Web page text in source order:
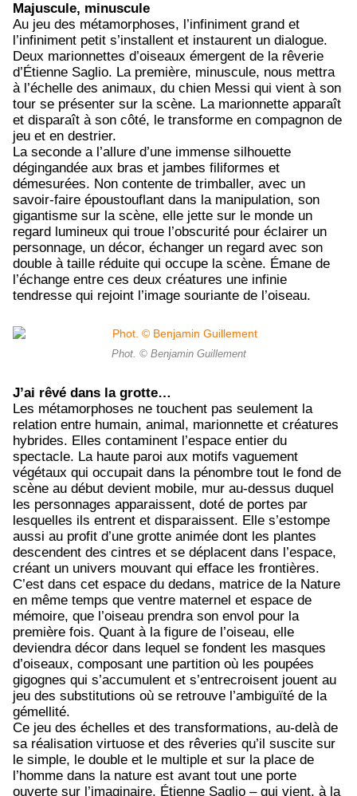
Majuscule, minuscule
Au jeu des métamorphoses, l’infiniment grand et
l’infiniment petit s’installent et instaurent un dialogue.
Deux marionnettes d’oiseaux émergent de la rêverie
d’Étienne Saglio. La première, minuscule, nous mettra
à l’échelle des animaux, du chien Messi qui vient à son
tour se présenter sur la scène. La marionnette apparaît
et disparaît à son côté, le transforme en compagnon de
jeu et en destrier.
La seconde a l’allure d’une immense silhouette
dégingandée aux bras et jambes filiformes et
démesurées. Non contente de trimballer, avec un
savoir-faire époustouflant dans la manipulation, son
gigantisme sur la scène, elle jette sur le monde un
regard lumineux qui troue l’obscurité pour éclairer un
personnage, un décor, échanger un regard avec son
double à taille réduite qui occupe la scène. Émane de
l’échange entre ces deux créatures une infinie
tendresse qui rejoint l’image souriante de l’oiseau.
Phot. © Benjamin Guillement
J’ai rêvé dans la grotte…
Les métamorphoses ne touchent pas seulement la
relation entre humain, animal, marionnette et créatures
hybrides. Elles contaminent l’espace entier du
spectacle. La haute paroi aux motifs vaguement
végétaux qui occupait dans la pénombre tout le fond de
scène au début devient mobile, mur au-dessus duquel
les personnages apparaissent, doté de portes par
lesquelles ils entrent et disparaissent. Elle s’estompe
aussi au profit d’une grotte animée dont les plantes
descendent des cintres et se déplacent dans l’espace,
créant un univers mouvant qui efface les frontières.
C’est dans cet espace du dedans, matrice de la Nature
en même temps que ventre maternel et espace de
mémoire, que l’oiseau prendra son envol pour la
première fois. Quant à la figure de l’oiseau, elle
deviendra décor dans lequel se fondent les masques
d’oiseaux, composant une partition où les poupées
gigognes qui s’accumulent et s’entrecroisent jouent au
jeu des substitutions où se retrouve l’ambiguïté de la
gémellité.
Ce jeu des échelles et des transformations, au-delà de
sa réalisation virtuose et des rêveries qu’il suscite sur
le simple, le double et le multiple et sur la place de
l’homme dans la nature est avant tout une porte
ouverte sur l’imaginaire. Étienne Saglio – qui vient, à la